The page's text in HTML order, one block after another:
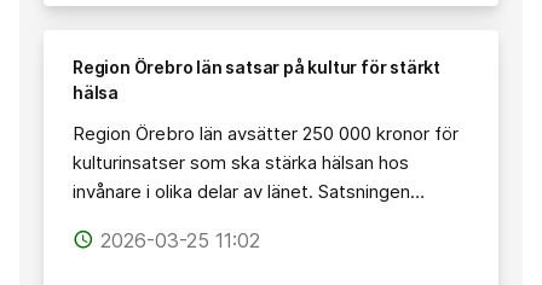
Region Örebro län satsar på kultur för stärkt
hälsa
Region Örebro län avsätter 250 000 kronor för
kulturinsatser som ska stärka hälsan hos
invånare i olika delar av länet. Satsningen…
access_time 2026-03-25 11:02